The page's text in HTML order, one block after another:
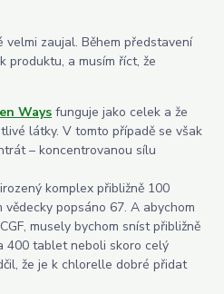
velmi zaujal. Během představení
produktu, a musím říct, že
Ways funguje jako celek a že
látky. V tomto případě se však
– koncentrovanou sílu
komplex přibližně 100
popsáno 67. A abychom
musely bychom sníst přibližně
400 tablet neboli skoro celý
že je k chlorelle dobré přidat